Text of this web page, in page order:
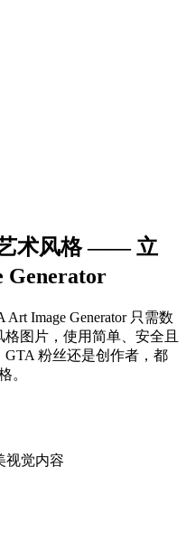
术风格 —— 立
Generator
Image Generator 只需数
图片，使用简单、安全且
粉丝还是创作者，都
。
视觉内容